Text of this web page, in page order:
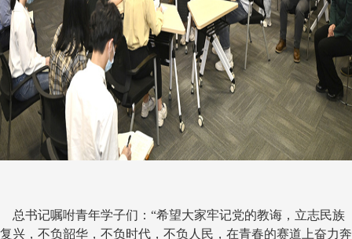
总书记嘱咐青年学子们：“希望大家牢记党的教诲，立志民族
复兴，不负韶华，不负时代，不负人民，在青春的赛道上奋力奔